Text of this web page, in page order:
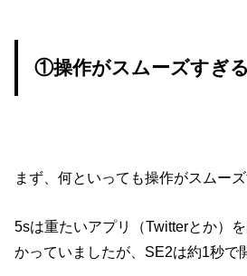
①操作がスムーズすぎる
まず、何といっても操作がスムーズ
5sは重たいアプリ（Twitterとか）
かっていましたが、SE2は約1秒で